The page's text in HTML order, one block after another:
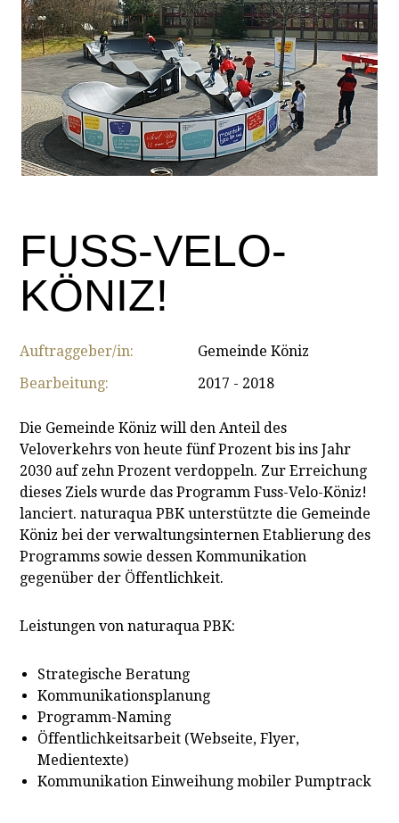
FUSS-VELO-
KÖNIZ!
Auftraggeber/in:
Gemeinde Köniz
Bearbeitung:
2017 - 2018
Die Gemeinde Köniz will den Anteil des
Veloverkehrs von heute fünf Prozent bis ins Jahr
2030 auf zehn Prozent verdoppeln. Zur Erreichung
dieses Ziels wurde das Programm Fuss-Velo-Köniz!
lanciert. naturaqua PBK unterstützte die Gemeinde
Köniz bei der verwaltungsinternen Etablierung des
Programms sowie dessen Kommunikation
gegenüber der Öffentlichkeit.
Leistungen von naturaqua PBK:
Strategische Beratung
Kommunikationsplanung
Programm-Naming
Öffentlichkeitsarbeit (Webseite, Flyer,
Medientexte)
Kommunikation Einweihung mobiler Pumptrack